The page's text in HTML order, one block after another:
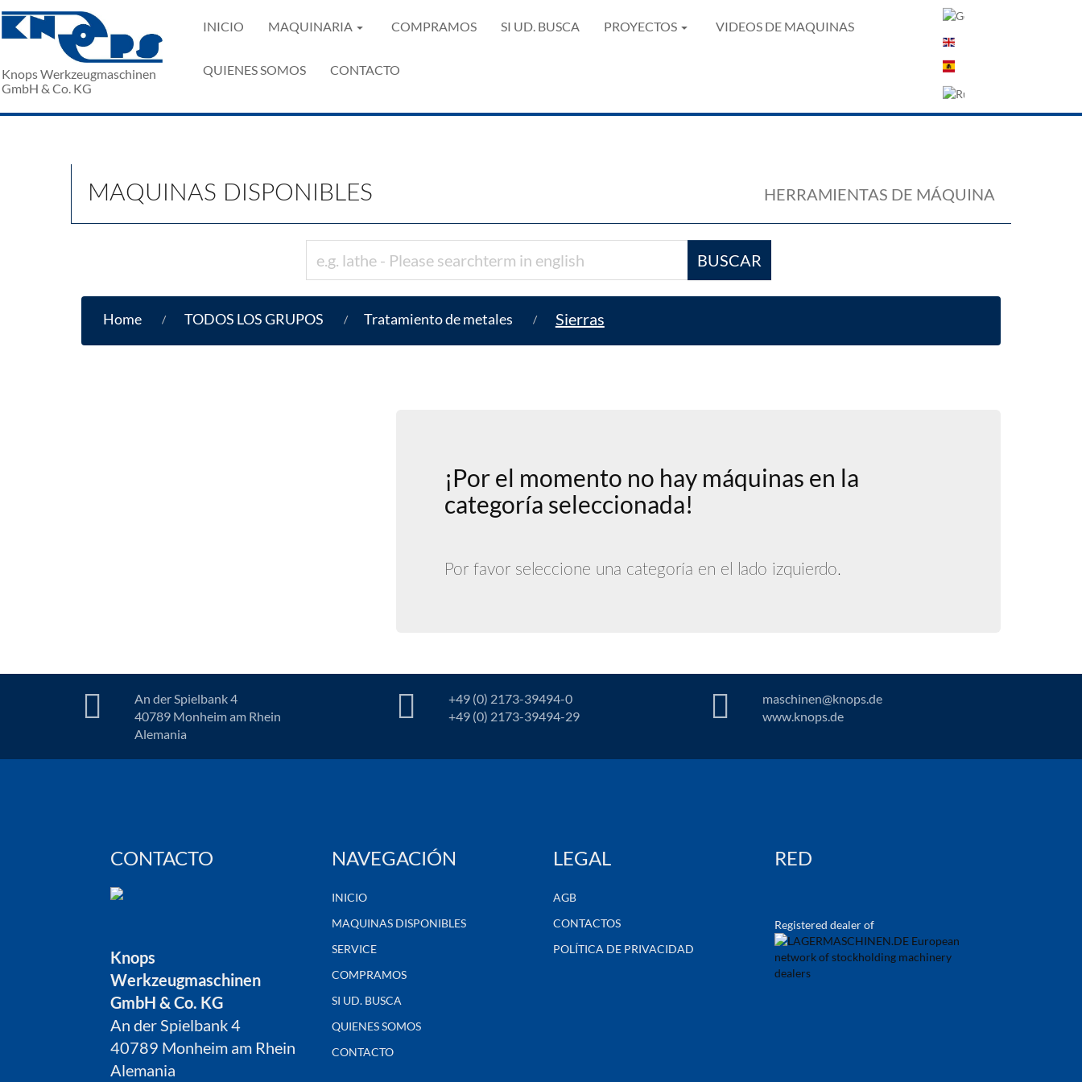
Knops Werkzeugmaschinen
GmbH & Co. KG
INICIO MAQUINARIA COMPRAMOS SI UD. BUSCA PROYECTOS VIDEOS DE MAQUINAS
QUIENES SOMOS CONTACTO
MAQUINAS DISPONIBLES HERRAMIENTAS DE MÁQUINA
BUSCAR
Home TODOS LOS GRUPOS Tratamiento de metales Sierras
¡Por el momento no hay máquinas en la
categoría seleccionada!
Por favor seleccione una categoría en el lado izquierdo.
An der Spielbank 4
40789 Monheim am Rhein
Alemania
+49 (0) 2173-39494-0
+49 (0) 2173-39494-29
maschinen@knops.de
www.knops.de
CONTACTO
Knops
Werkzeugmaschinen
GmbH & Co. KG
An der Spielbank 4
40789 Monheim am Rhein
Alemania
NAVEGACIÓN
INICIO
MAQUINAS DISPONIBLES
SERVICE
COMPRAMOS
SI UD. BUSCA
QUIENES SOMOS
CONTACTO
LEGAL
AGB
CONTACTOS
POLÍTICA DE PRIVACIDAD
RED
Registered dealer of